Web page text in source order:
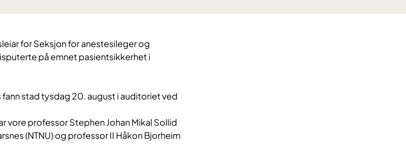
for Seksjon for anestesileger og
på emnet pasientsikkerhet i
stad tysdag 20. august i auditoriet ved
vore professor Stephen Johan Mikal Sollid
(NTNU) og professor II Håkon Bjorheim